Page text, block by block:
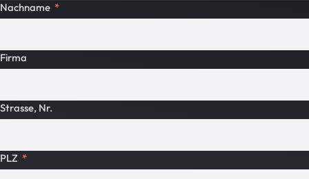
Nachname
Firma
Strasse, Nr.
PLZ